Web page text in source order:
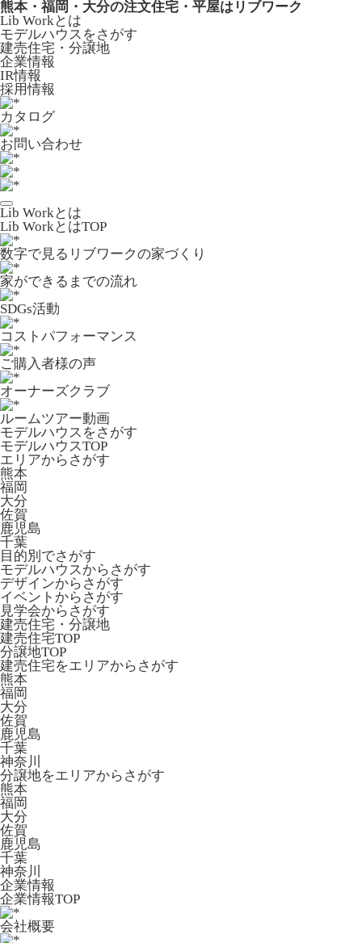
熊本・福岡・大分の注文住宅・平屋はリブワーク
Lib Workとは
モデルハウスをさがす
建売住宅・分譲地
企業情報
IR情報
採用情報
カタログ
お問い合わせ
Lib Workとは
Lib WorkとはTOP
数字で⾒るリブワークの家づくり
家ができるまでの流れ
SDGs活動
コストパフォーマンス
ご購入者様の声
オーナーズクラブ
ルームツアー動画
モデルハウスをさがす
モデルハウスTOP
エリアからさがす
熊本
福岡
大分
佐賀
鹿児島
千葉
目的別でさがす
モデルハウスからさがす
デザインからさがす
イベントからさがす
見学会からさがす
建売住宅・分譲地
建売住宅TOP
分譲地TOP
建売住宅をエリアからさがす
熊本
福岡
大分
佐賀
鹿児島
千葉
神奈川
分譲地をエリアからさがす
熊本
福岡
大分
佐賀
鹿児島
千葉
神奈川
企業情報
企業情報TOP
会社概要